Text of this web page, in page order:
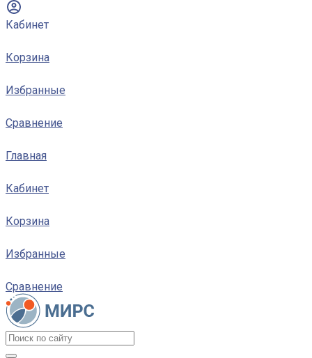
Кабинет
Корзина
Избранные
Сравнение
Главная
Кабинет
Корзина
Избранные
Сравнение